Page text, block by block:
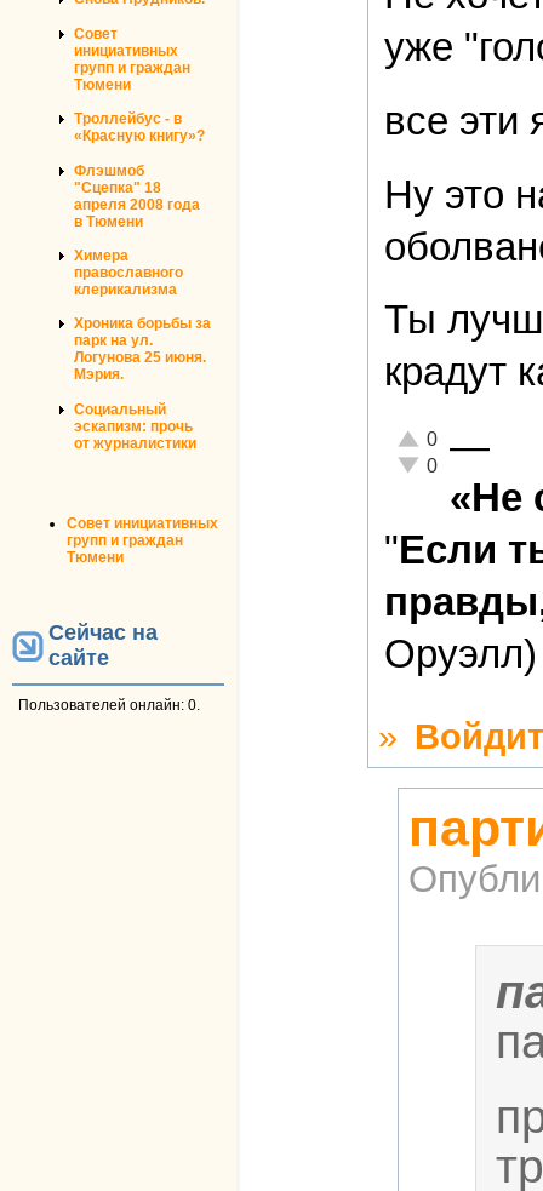
Совет
инициативных
групп и граждан
Тюмени
Троллейбус - в
«Красную книгу»?
Флэшмоб
"Сцепка" 18
апреля 2008 года
в Тюмени
Химера
православного
клерикализма
Хроника борьбы за
парк на ул.
Логунова 25 июня.
Мэрия.
Социальный
эскапизм: прочь
от журналистики
Совет инициативных
групп и граждан
Тюмени
Сейчас на
сайте
Пользователей онлайн: 0.
уже
все эти
Ну это
Ты
крадут
Отлично!
0
Неадекватно!
0 —
«Не
"Если
Оруэлл)
»